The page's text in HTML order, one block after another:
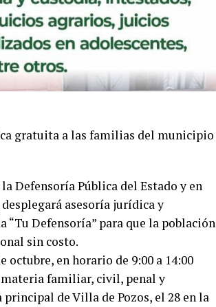
gratuita a las familias del municipio
Defensoría Pública del Estado y en
asesoría jurídica y
Defensoría” para que la población
sin costo.
octubre, en horario de 9:00 a 14:00
materia familiar, civil, penal y
de Villa de Pozos, el 28 en la